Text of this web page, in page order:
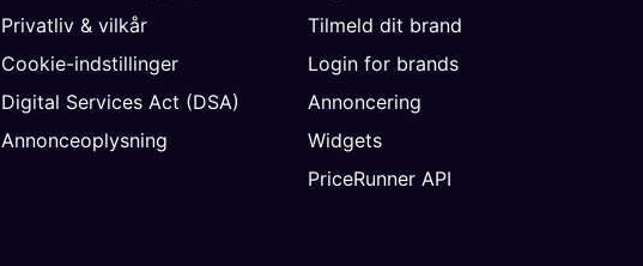
Privatliv & vilkår
Cookie-indstillinger
Digital Services Act (DSA)
Annonceoplysning
Tilmeld dit brand
Login for brands
Annoncering
Widgets
PriceRunner API